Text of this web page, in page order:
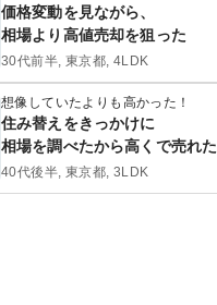
価格変動を見ながら、
相場より高値売却を狙った
30代前半, 東京都, 4LDK
想像していたよりも高かった！
住み替えをきっかけに
相場を調べたから高くで売れた
40代後半, 東京都, 3LDK